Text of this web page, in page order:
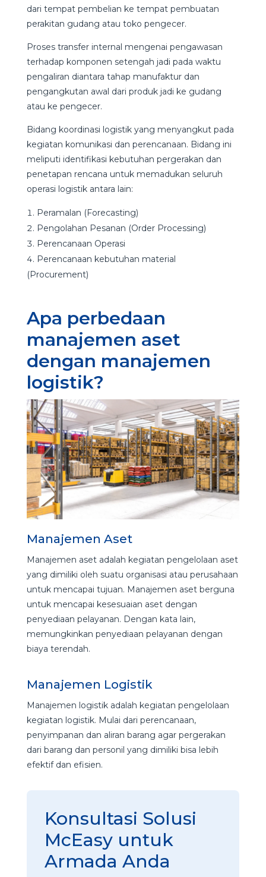
dari tempat pembelian ke tempat pembuatan
perakitan gudang atau toko pengecer.
Proses transfer internal mengenai pengawasan
terhadap komponen setengah jadi pada waktu
pengaliran diantara tahap manufaktur dan
pengangkutan awal dari produk jadi ke gudang
atau ke pengecer.
Bidang koordinasi logistik yang menyangkut pada
kegiatan komunikasi dan perencanaan. Bidang ini
meliputi identifikasi kebutuhan pergerakan dan
penetapan rencana untuk memadukan seluruh
operasi logistik antara lain:
Peramalan (Forecasting)
Pengolahan Pesanan (Order Processing)
Perencanaan Operasi
Perencanaan kebutuhan material
(Procurement)
Apa perbedaan
manajemen aset
dengan manajemen
logistik?
Manajemen Aset
Manajemen aset adalah kegiatan pengelolaan aset
yang dimiliki oleh suatu organisasi atau perusahaan
untuk mencapai tujuan. Manajemen aset berguna
untuk mencapai kesesuaian aset dengan
penyediaan pelayanan. Dengan kata lain,
memungkinkan penyediaan pelayanan dengan
biaya terendah.
Manajemen Logistik
Manajemen logistik adalah kegiatan pengelolaan
kegiatan logistik. Mulai dari perencanaan,
penyimpanan dan aliran barang agar pergerakan
dari barang dan personil yang dimiliki bisa lebih
efektif dan efisien.
Konsultasi Solusi
McEasy untuk
Armada Anda